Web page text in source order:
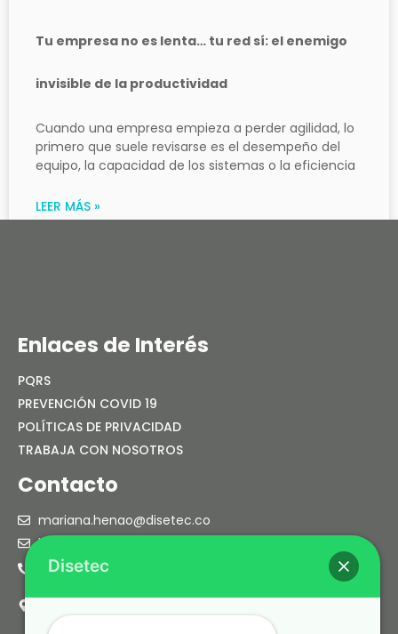
Tu empresa no es lenta… tu red sí: el enemigo
invisible de la productividad
Cuando una empresa empieza a perder agilidad, lo
primero que suele revisarse es el desempeño del
equipo, la capacidad de los sistemas o la eficiencia
LEER MÁS »
Enlaces de Interés
PQRS
PREVENCIÓN COVID 19
POLÍTICAS DE PRIVACIDAD
TRABAJA CON NOSOTROS
Contacto
mariana.henao@disetec.co
laura.henao@disetec.co
PBX: (604) 4445535
Cra. 38 No. 38 sur 60 Of. 203
Envigado – Colombia
Disetec